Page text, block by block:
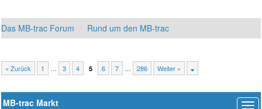
Das MB-trac Forum Rund um den MB-trac
« Zurück 1 … 3 4 5 6 7 … 286 Weiter »
MB-trac Markt